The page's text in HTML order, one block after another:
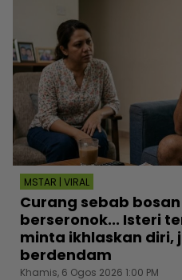
MSTAR | VIRAL
Curang sebab
berseronok... Isteri
minta ikhlaskan diri,
berdendam
Khamis, 6 Ogos 2026 1:00 PM